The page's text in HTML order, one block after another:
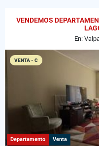
VENDEMOS
En:
VENTA - C
Departamento Venta